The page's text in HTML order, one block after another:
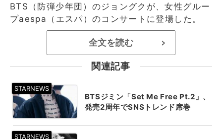
BTS（防弾少年団）のジョングクが、女性グルー
プaespa（エスパ）のコンサートに登場した。
全文を読む >
関連記事
BTSジミン「Set Me Free Pt.2」、
発売2周年でSNSトレンド席巻